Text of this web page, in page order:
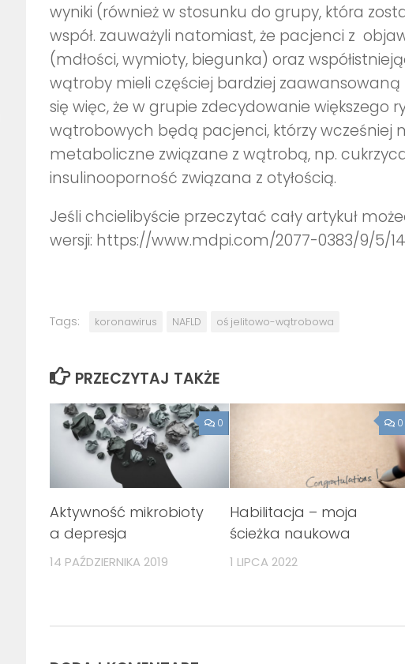
wyniki (również w stosunku do grupy, która
współ. zauważyli natomiast, że pacjenci z
(mdłości, wymioty, biegunka) oraz
wątroby mieli częściej bardziej
się więc, że w grupie zdecydowanie większego
wątrobowych będą pacjenci, którzy wcześniej
metaboliczne związane z wątrobą, np. cukrzyca
insulinooporność związana z otyłością.
Jeśli chcielibyście przeczytać cały artykuł
wersji: https://www.mdpi.com/2077-0383/9/5/
Tags: koronawirus NAFLD oś jelitowo-wątrobowa
PRZECZYTAJ TAKŻE
0
Aktywność mikrobioty
a depresja
14 PAŹDZIERNIKA 2019
0
Habilitacja – moja
ścieżka naukowa
1 LIPCA 2022